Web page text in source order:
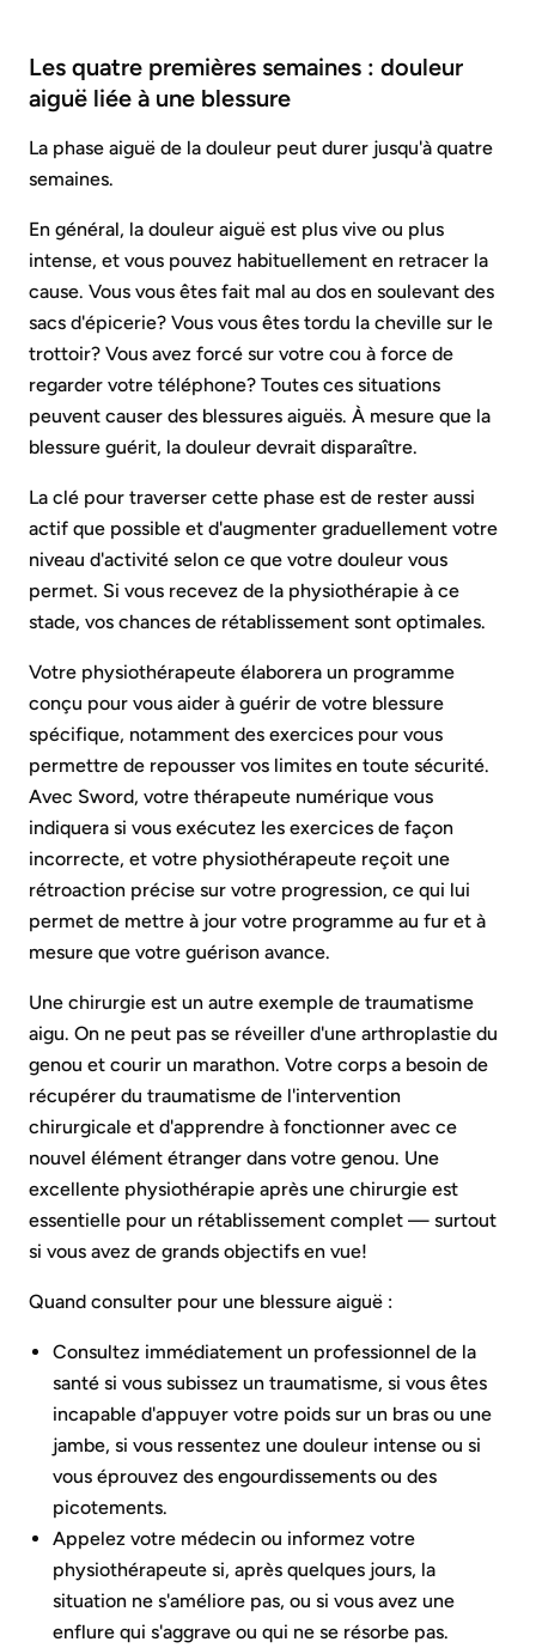
Les quatre premières semaines : douleur
aiguë liée à une blessure
La phase aiguë de la douleur peut durer jusqu'à quatre
semaines.
En général, la douleur aiguë est plus vive ou plus
intense, et vous pouvez habituellement en retracer la
cause. Vous vous êtes fait mal au dos en soulevant des
sacs d'épicerie? Vous vous êtes tordu la cheville sur le
trottoir? Vous avez forcé sur votre cou à force de
regarder votre téléphone? Toutes ces situations
peuvent causer des blessures aiguës. À mesure que la
blessure guérit, la douleur devrait disparaître.
La clé pour traverser cette phase est de rester aussi
actif que possible et d'augmenter graduellement votre
niveau d'activité selon ce que votre douleur vous
permet. Si vous recevez de la physiothérapie à ce
stade, vos chances de rétablissement sont optimales.
Votre physiothérapeute élaborera un programme
conçu pour vous aider à guérir de votre blessure
spécifique, notamment des exercices pour vous
permettre de repousser vos limites en toute sécurité.
Avec Sword, votre thérapeute numérique vous
indiquera si vous exécutez les exercices de façon
incorrecte, et votre physiothérapeute reçoit une
rétroaction précise sur votre progression, ce qui lui
permet de mettre à jour votre programme au fur et à
mesure que votre guérison avance.
Une chirurgie est un autre exemple de traumatisme
aigu. On ne peut pas se réveiller d'une arthroplastie du
genou et courir un marathon. Votre corps a besoin de
récupérer du traumatisme de l'intervention
chirurgicale et d'apprendre à fonctionner avec ce
nouvel élément étranger dans votre genou. Une
excellente physiothérapie après une chirurgie est
essentielle pour un rétablissement complet — surtout
si vous avez de grands objectifs en vue!
Quand consulter pour une blessure aiguë :
Consultez immédiatement un professionnel de la
santé si vous subissez un traumatisme, si vous êtes
incapable d'appuyer votre poids sur un bras ou une
jambe, si vous ressentez une douleur intense ou si
vous éprouvez des engourdissements ou des
picotements.
Appelez votre médecin ou informez votre
physiothérapeute si, après quelques jours, la
situation ne s'améliore pas, ou si vous avez une
enflure qui s'aggrave ou qui ne se résorbe pas.